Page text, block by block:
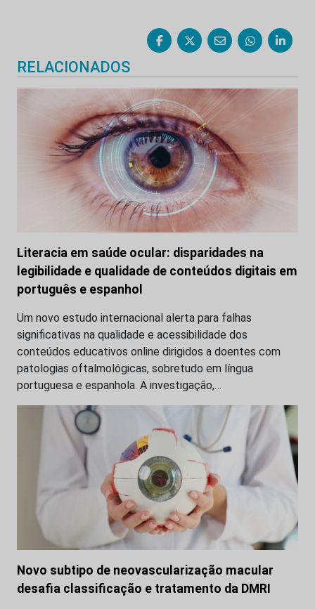
RELACIONADOS
Literacia em saúde ocular: disparidades na
legibilidade e qualidade de conteúdos digitais em
português e espanhol
Um novo estudo internacional alerta para falhas
significativas na qualidade e acessibilidade dos
conteúdos educativos online dirigidos a doentes com
patologias oftalmológicas, sobretudo em língua
portuguesa e espanhola. A investigação,…
Novo subtipo de neovascularização macular
desafia classificação e tratamento da DMRI